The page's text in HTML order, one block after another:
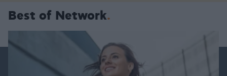
Best of Network